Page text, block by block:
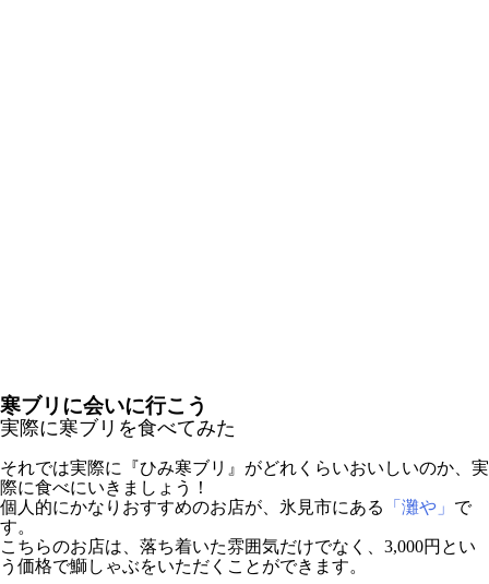
寒ブリに会いに行こう
実際に寒ブリを食べてみた
それでは実際に『ひみ寒ブリ』がどれくらいおいしいのか、実
際に食べにいきましょう！
個人的にかなりおすすめのお店が、氷見市にある
「灘や」 で
す。
こちらのお店は、落ち着いた雰囲気だけでなく、3,000円とい
う価格で鰤しゃぶをいただくことができます。